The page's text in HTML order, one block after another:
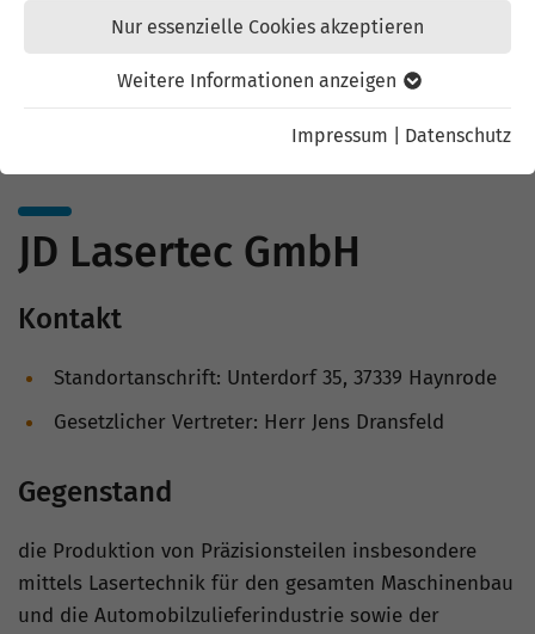
Nur essenzielle Cookies akzeptieren
Weitere Informationen anzeigen
Impressum Datenschutz
JD Lasertec GmbH
Kontakt
Standortanschrift: Unterdorf 35, 37339 Haynrode
Gesetzlicher Vertreter: Herr Jens Dransfeld
Gegenstand
die Produktion von Präzisionsteilen insbesondere
mittels Lasertechnik für den gesamten Maschinenbau
und die Automobilzulieferindustrie sowie der